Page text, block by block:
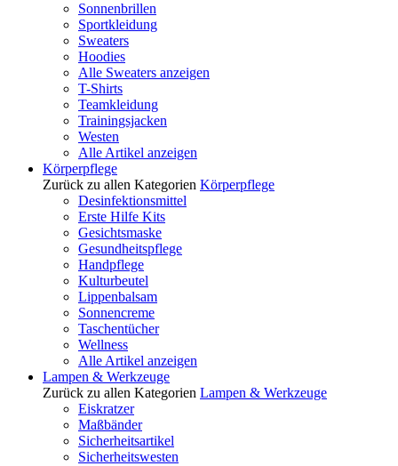
Sonnenbrillen
Sportkleidung
Sweaters
Hoodies
Alle Sweaters anzeigen
T-Shirts
Teamkleidung
Trainingsjacken
Westen
Alle Artikel anzeigen
Körperpflege
Zurück zu allen Kategorien Körperpflege
Desinfektionsmittel
Erste Hilfe Kits
Gesichtsmaske
Gesundheitspflege
Handpflege
Kulturbeutel
Lippenbalsam
Sonnencreme
Taschentücher
Wellness
Alle Artikel anzeigen
Lampen & Werkzeuge
Zurück zu allen Kategorien Lampen & Werkzeuge
Eiskratzer
Maßbänder
Sicherheitsartikel
Sicherheitswesten